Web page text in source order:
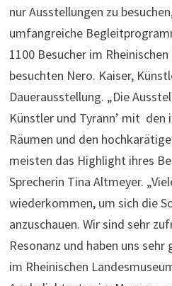
nur Ausstellungen zu
umfangreiche
1100 Besucher im
besuchten Nero. Kaiser,
Dauerausstellung. „Die
Künstler und Tyrann’ mit den
Räumen und den
meisten das Highlight ihres
Sprecherin Tina Altmeyer.
wiederkommen, um sich die
anzuschauen. Wir sind sehr
Resonanz und haben uns
im Rheinischen